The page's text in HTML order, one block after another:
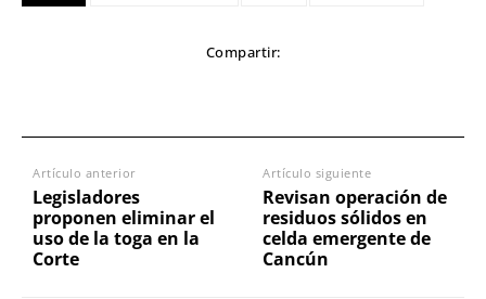
Compartir:
Artículo anterior
Legisladores
proponen eliminar el
uso de la toga en la
Corte
Artículo siguiente
Revisan operación de
residuos sólidos en
celda emergente de
Cancún